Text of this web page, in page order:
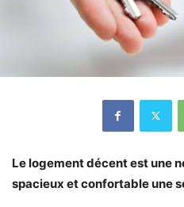
Le logement décent est une
spacieux et confortable une